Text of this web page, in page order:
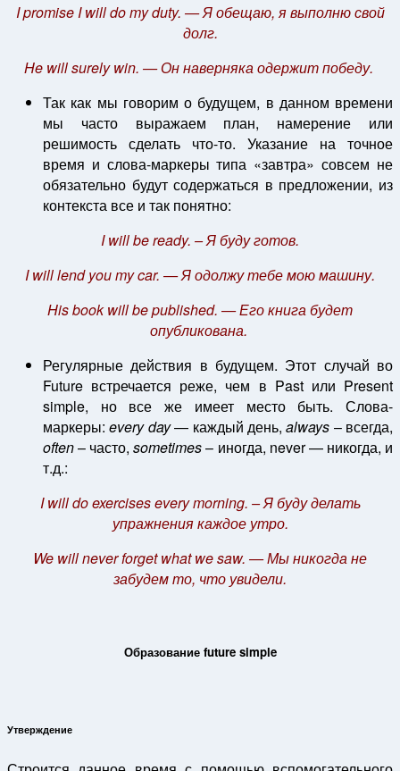
I promise I will do my duty. — Я обещаю, я выполню свой
долг.
He will surely win. — Он наверняка одержит победу.
Так как мы говорим о будущем, в данном времени
мы часто выражаем план, намерение или
решимость сделать что-то. Указание на точное
время и слова-маркеры типа «завтра» совсем не
обязательно будут содержаться в предложении, из
контекста все и так понятно:
I will be ready. – Я буду готов.
I will lend you my car. — Я одолжу тебе мою машину.
His book will be published. — Его книга будет
опубликована.
Регулярные действия в будущем. Этот случай во
Future встречается реже, чем в Past или Present
simple, но все же имеет место быть. Слова-
маркеры:every day— каждый день,always – всегда,
often– часто,sometimes– иногда, never — никогда, и
т.д.:
I will do exercises every morning. – Я буду делать
упражнения каждое утро.
We will never forget what we saw. — Мы никогда не
забудем то, что увидели.
Образование future simple
Утверждение